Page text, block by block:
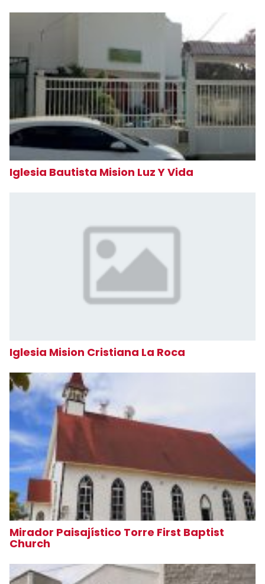
Iglesia Bautista Mision Luz Y Vida
Iglesia Mision Cristiana La Roca
Mirador Paisajístico Torre First Baptist
Church